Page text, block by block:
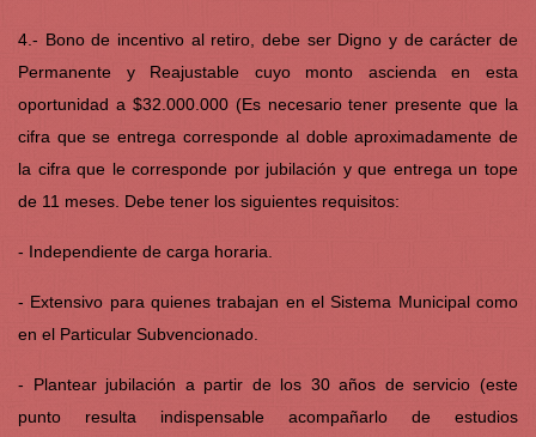
4.- Bono de incentivo al retiro, debe ser Digno y de carácter de
Permanente y Reajustable cuyo monto ascienda en esta
oportunidad a $32.000.000 (Es necesario tener presente que la
cifra que se entrega corresponde al doble aproximadamente de
la cifra que le corresponde por jubilación y que entrega un tope
de 11 meses. Debe tener los siguientes requisitos:
- Independiente de carga horaria.
- Extensivo para quienes trabajan en el Sistema Municipal como
en el Particular Subvencionado.
- Plantear jubilación a partir de los 30 años de servicio (este
punto resulta indispensable acompañarlo de estudios